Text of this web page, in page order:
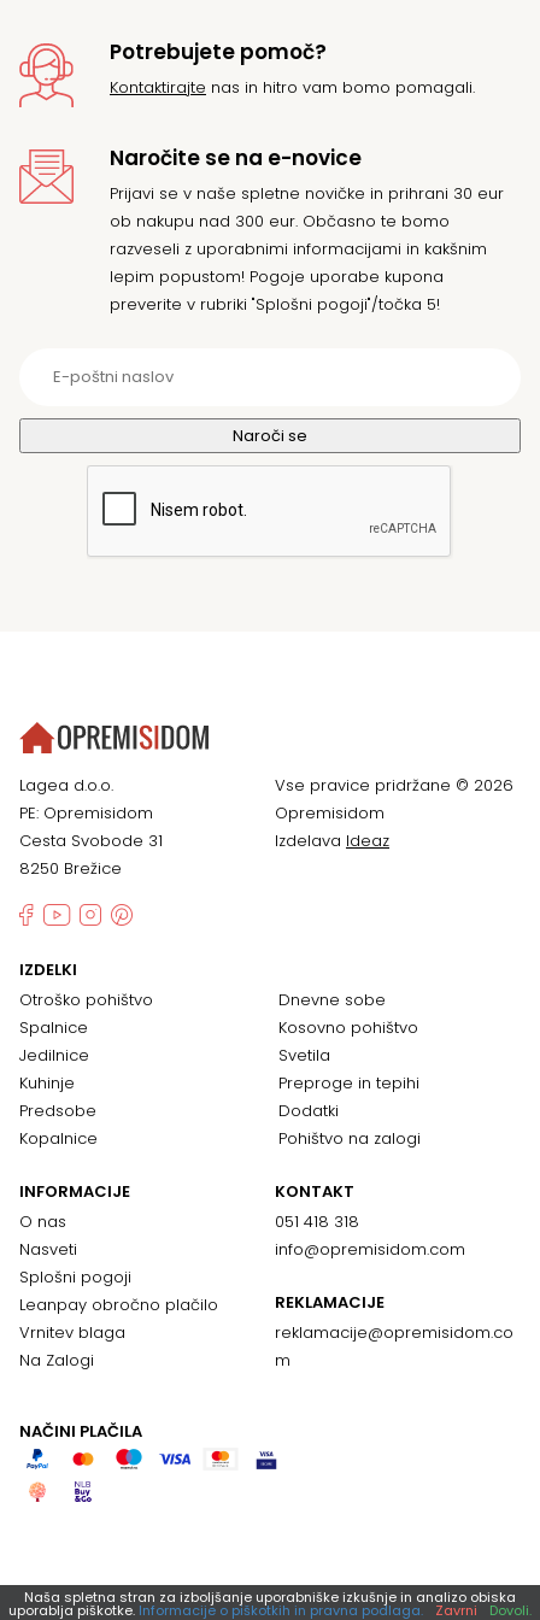
Potrebujete pomoč?
Kontaktirajte nas in hitro vam bomo pomagali.
Naročite se na e-novice
Prijavi se v naše spletne novičke in prihrani 30 eur
ob nakupu nad 300 eur. Občasno te bomo
razveseli z uporabnimi informacijami in kakšnim
lepim popustom! Pogoje uporabe kupona
preverite v rubriki "Splošni pogoji"/točka 5!
Lagea d.o.o.
PE: Opremisidom
Cesta Svobode 31
8250 Brežice
Vse pravice pridržane © 2026
Opremisidom
Izdelava Ideaz
IZDELKI
Otroško pohištvo
Spalnice
Jedilnice
Kuhinje
Predsobe
Kopalnice
Dnevne sobe
Kosovno pohištvo
Svetila
Preproge in tepihi
Dodatki
Pohištvo na zalogi
INFORMACIJE
O nas
Nasveti
Splošni pogoji
Leanpay obročno plačilo
Vrnitev blaga
Na Zalogi
KONTAKT
051 418 318
info@opremisidom.com
REKLAMACIJE
reklamacije@opremisidom.co
m
NAČINI PLAČILA
Naša spletna stran za izboljšanje uporabniške izkušnje in analizo obiska
uporablja piškotke. Informacije o piškotkih in pravna podlaga. Zavrni Dovoli.